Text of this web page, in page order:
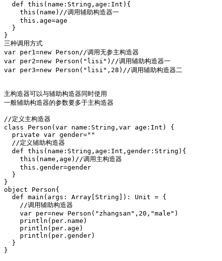
  def this(name:String,age:Int){
    this(name)//调用辅助构造器一
    this.age=age
  }
}
三种调用方式
var per1=new Person//调用无参主构造器
var per2=new Person("lisi")//调用辅助构造器一
var per3=new Person("lisi",28)//调用辅助构造器二
主构造器可以与辅助构造器同时使用
一般辅助构造器的参数要多于主构造器
//定义主构造器
class Person(var name:String,var age:Int) {
  private var gender=""
  //定义辅助构造器
  def this(name:String,age:Int,gender:String){
    this(name,age)//调用主构造器
    this.gender=gender
  }
}
object Person{
  def main(args: Array[String]): Unit = {
    //调用辅助构造器
    var per=new Person("zhangsan",20,"male")
    println(per.name)
    println(per.age)
    println(per.gender)
  }
}